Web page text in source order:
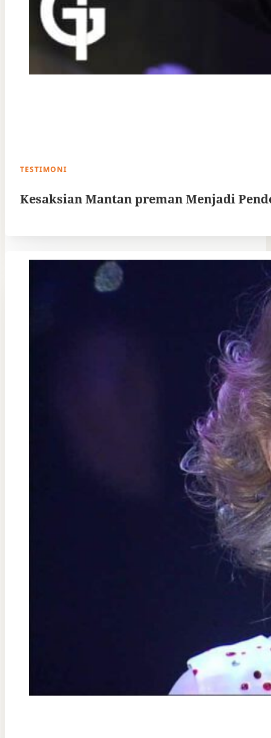
TESTIMONI
Kesaksian Mantan preman Menjadi